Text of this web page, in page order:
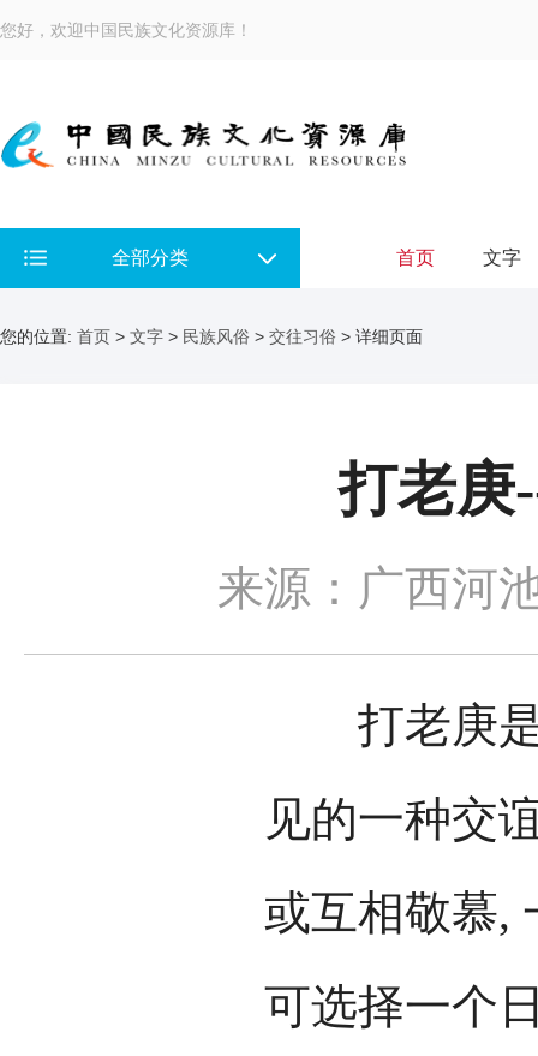
您好，欢迎中国民族文化资源库！
全部分类 首页 文字
您的位置: 首页 > 文字 > 民族风俗 > 交往习俗 > 详细页面
打老庚
来源：广西河
打老庚是
见的一种交
或互相敬慕,
可选择一个